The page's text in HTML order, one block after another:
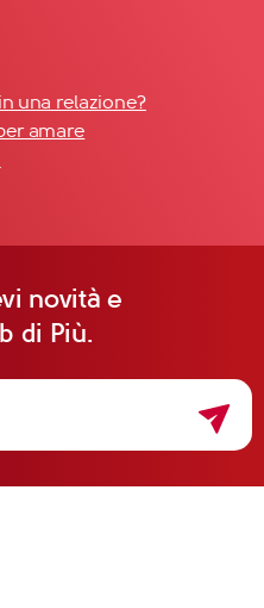
una relazione?
amare
novità e
di Più.